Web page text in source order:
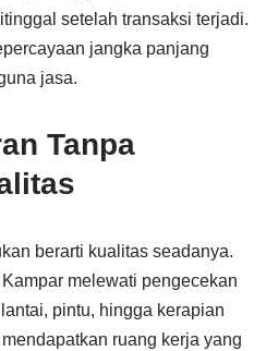
setelah transaksi terjadi.
jangka panjang
jasa.
Tanpa
berarti kualitas seadanya.
melewati pengecekan
pintu, hingga kerapian
ruang kerja yang